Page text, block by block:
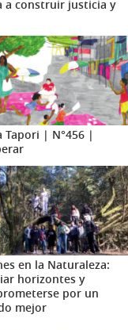
a construir justicia y
Tapori | N°456 |
en la Naturaleza:
horizontes y
por un
mejor